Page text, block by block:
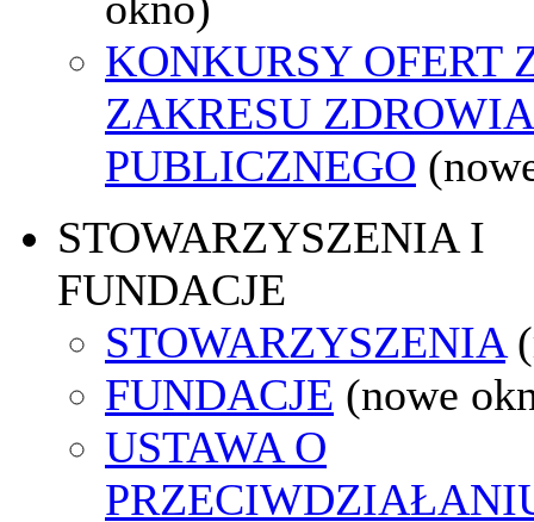
KONKURSY OFERT
ZAKRESU ZDROWIA
PUBLICZNEGO
STOWARZYSZENIA I
FUNDACJE
STOWARZYSZENIA
FUNDACJE (nowe
USTAWA O